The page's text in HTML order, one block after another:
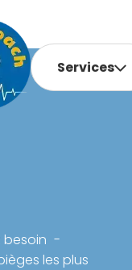
Services
besoin
les plus